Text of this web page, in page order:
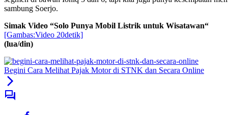
sambung Soerjo.
Simak Video “Solo Punya Mobil Listrik untuk Wisatawan“
[Gambas:Video 20detik]
(lua/din)
Begini Cara Melihat Pajak Motor di STNK dan Secara Online